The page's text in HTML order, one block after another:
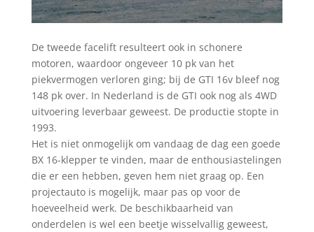
De tweede facelift resulteert ook in schonere
motoren, waardoor ongeveer 10 pk van het
piekvermogen verloren ging; bij de GTI 16v bleef nog
148 pk over. In Nederland is de GTI ook nog als 4WD
uitvoering leverbaar geweest. De productie stopte in
1993.
Het is niet onmogelijk om vandaag de dag een goede
BX 16-klepper te vinden, maar de enthousiastelingen
die er een hebben, geven hem niet graag op. Een
projectauto is mogelijk, maar pas op voor de
hoeveelheid werk. De beschikbaarheid van
onderdelen is wel een beetje wisselvallig geweest,